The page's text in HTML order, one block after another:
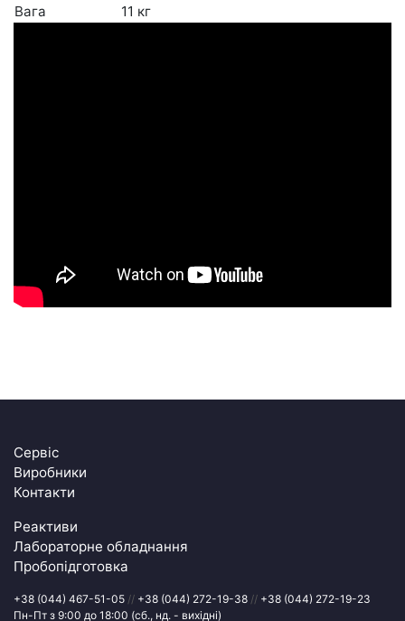
Вага
11 кг
Сервіс
Виробники
Контакти
Реактиви
Лабораторне обладнання
Пробопідготовка
+38 (044) 467-51-05 // +38 (044) 272-19-38 // +38 (044) 272-19-23
Пн-Пт з 9:00 до 18:00 (сб., нд. - вихідні)